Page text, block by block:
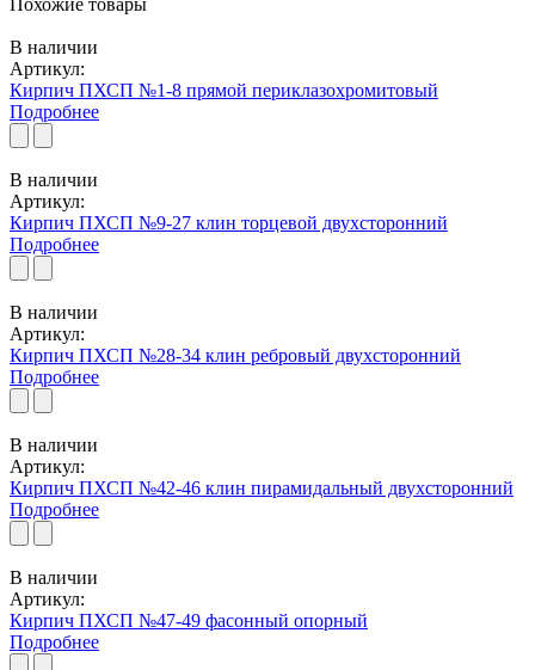
В наличии
Артикул:
Кирпич ПХСП №1-8 прямой периклазохромитовый
Подробнее
В наличии
Артикул:
Кирпич ПХСП №9-27 клин торцевой двухсторонний
Подробнее
В наличии
Артикул:
Кирпич ПХСП №28-34 клин ребровый двухсторонний
Подробнее
В наличии
Артикул:
Кирпич ПХСП №42-46 клин пирамидальный двухсторонний
Подробнее
В наличии
Артикул:
Кирпич ПХСП №47-49 фасонный опорный
Подробнее